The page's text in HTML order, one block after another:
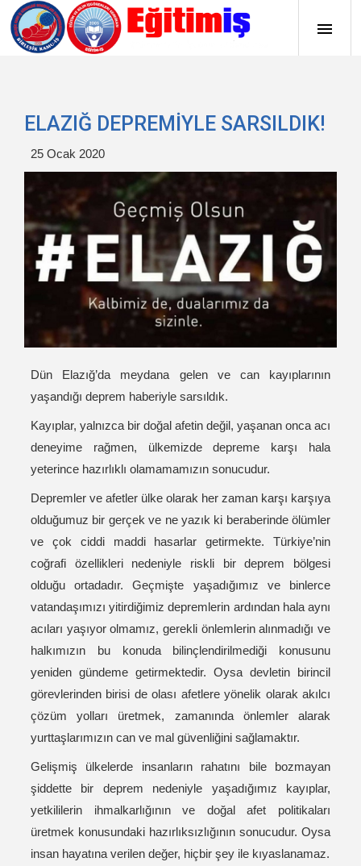
ELAZIĞ DEPREMİYLE SARSILDIK!
25 Ocak 2020
Dün Elazığ’da meydana gelen ve can kayıplarının
yaşandığı deprem haberiyle sarsıldık.
Kayıplar, yalnızca bir doğal afetin değil, yaşanan onca acı
deneyime rağmen, ülkemizde depreme karşı hala
yeterince hazırlıklı olamamamızın sonucudur.
Depremler ve afetler ülke olarak her zaman karşı karşıya
olduğumuz bir gerçek ve ne yazık ki beraberinde ölümler
ve çok ciddi maddi hasarlar getirmekte. Türkiye’nin
coğrafi özellikleri nedeniyle riskli bir deprem bölgesi
olduğu ortadadır. Geçmişte yaşadığımız ve binlerce
vatandaşımızı yitirdiğimiz depremlerin ardından hala aynı
acıları yaşıyor olmamız, gerekli önlemlerin alınmadığı ve
halkımızın bu konuda bilinçlendirilmediği konusunu
yeniden gündeme getirmektedir. Oysa devletin birincil
görevlerinden birisi de olası afetlere yönelik olarak akılcı
çözüm yolları üretmek, zamanında önlemler alarak
yurttaşlarımızın can ve mal güvenliğini sağlamaktır.
Gelişmiş ülkelerde insanların rahatını bile bozmayan
şiddette bir deprem nedeniyle yaşadığımız kayıplar,
yetkililerin ihmalkarlığının ve doğal afet politikaları
üretmek konusundaki hazırlıksızlığının sonucudur. Oysa
insan hayatına verilen değer, hiçbir şey ile kıyaslanamaz.